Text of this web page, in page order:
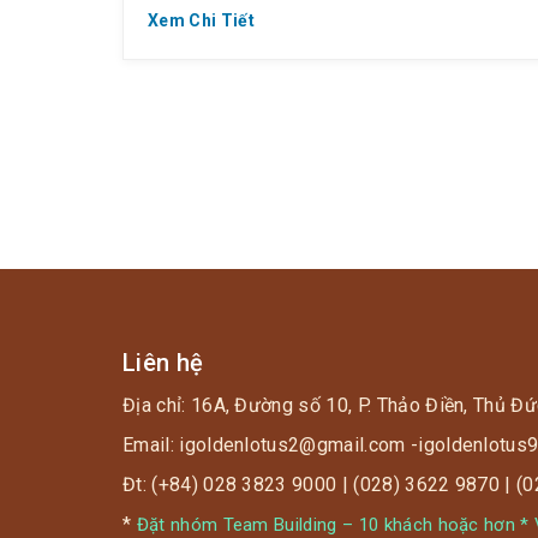
healing – Nghỉ dưỡng không giới hạn
Xem Chi Tiết
Liên hệ
Địa chỉ: 16A, Đường số 10, P. Thảo Điền, Thủ
Email: igoldenlotus2@gmail.com -
Đt: (+84) 028 3823 9000 | (028) 3622 9870 |
* Đặt nhóm Team Building – 10 khách hoặc hơn